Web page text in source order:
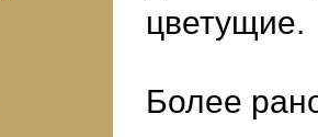
цветущие.
Более